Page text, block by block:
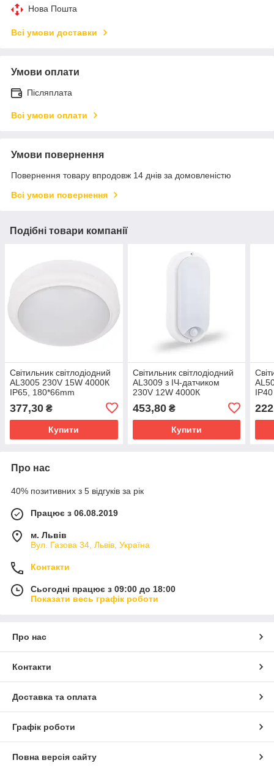
Нова Пошта
Всі умови доставки
Умови оплати
Післяплата
Всі умови оплати
Умови повернення
Повернення товару впродовж 14 днів за домовленістю
Всі умови повернення
Подібні товари компанії
Свiтильник свiтлодiодний
AL3005 230V 15W 4000К
IP65, 180*66mm
377,30 ₴
Купити
Свiтильник свiтлодiодний
AL3009 з ІЧ-датчиком
230V 12W 4000К
453,80₴
Купити
IP40
Про нас
40% позитивних з 5 відгуків за рік
Працює з 06.08.2019
м. Львів
Вул. Газова 34, Львів, Україна
Контакти
Сьогодні працює з 09:00 до 18:00
Показати весь графік роботи
Про нас
Контакти
Доставка та оплата
Графік роботи
Повна версія сайту